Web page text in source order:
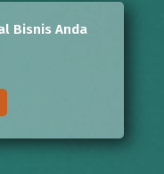
Bisnis Anda